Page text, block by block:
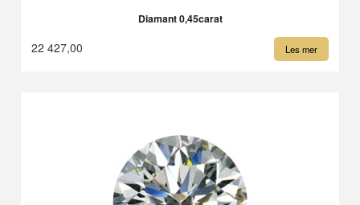
Diamant 0,45carat
22 427,00 Les mer